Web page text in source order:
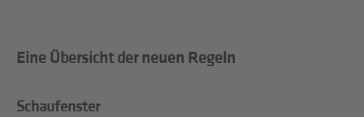
Eine Übersicht der neuen Regeln
Schaufenster